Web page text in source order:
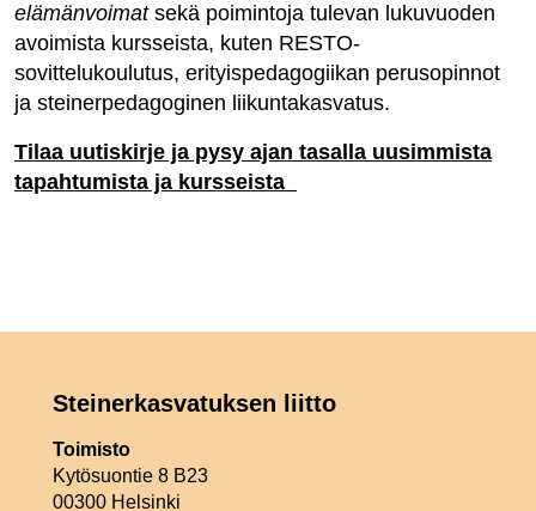
elämänvoimatsekä poimintoja tulevan lukuvuoden
avoimista kursseista, kuten RESTO-
sovittelukoulutus, erityispedagogiikan perusopinnot
ja steinerpedagoginen liikuntakasvatus.
Tilaa uutiskirje ja pysy ajan tasalla uusimmista
tapahtumista ja kursseista
Steinerkasvatuksen liitto
Toimisto
Kytösuontie 8 B23
00300 Helsinki